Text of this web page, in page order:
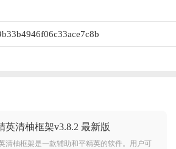
英清柚框架v3.8.2 最新版
清柚框架是一款辅助和平精英的软件。用户可